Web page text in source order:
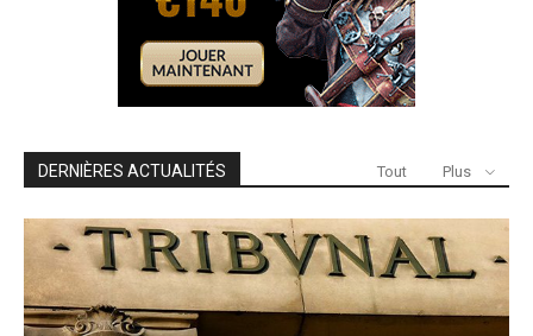
DERNIÈRES ACTUALITÉS Tout Plus